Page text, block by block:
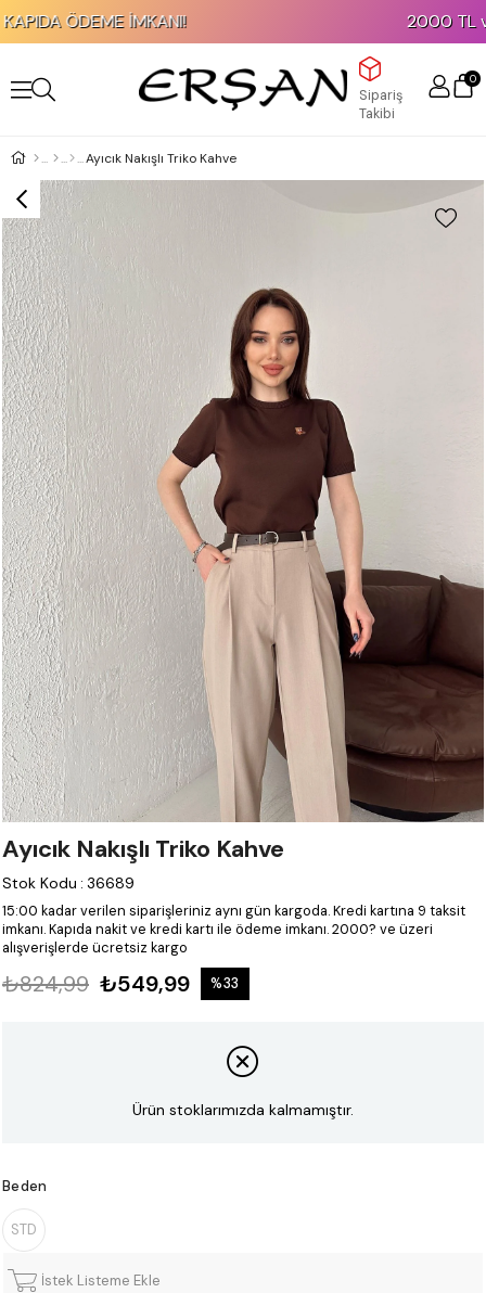
ÖDEME İMKANI! 2000 TL ve
Sipariş
Takibi
0
Ayıcık Nakışlı Triko Kahve
Ayıcık Nakışlı Triko Kahve
Stok Kodu : 36689
15:00 kadar verilen siparişleriniz aynı gün kargoda.Kredi kartına 9 taksit
imkanı.Kapıda nakit ve kredi kartı ile ödeme imkanı.2000? ve üzeri
alışverişlerde ücretsiz kargo
₺824,99 ₺549,99 %33
Ürün stoklarımızda kalmamıştır.
Beden
STD
İstek Listeme Ekle